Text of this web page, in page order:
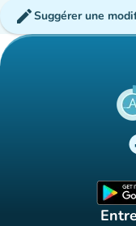
editSuggérer une